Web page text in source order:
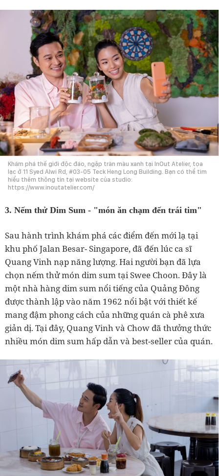
Khám phá thế giới độc đáo, ngập tràn màu xanh tại InOut Atelier, tọa
lạc ở 11 Syed Alwi Rd, #03-05 Teck Heng Long Building. Bạn có thể tìm
hiểu thêm thông tin tại website của studio:
https://www.inoutatelier.com/
3. Nếm thử Dim Sum - "món ăn chạm đến trái tim"
Sau hành trình khám phá các điểm đến mới lạ tại
khu phố Jalan Besar- Singapore, đã đến lúc ca sĩ
Quang Vinh nạp năng lượng. Hai người bạn đã lựa
chọn nếm thử món dim sum tại Swee Choon. Đây là
một nhà hàng dim sum nổi tiếng của Quảng Đông
được thành lập vào năm 1962 nổi bật với thiết kế
mang đậm phong cách của những quán cà phê xưa
giản dị. Tại đây, Quang Vinh và Chow đã thưởng thức
nhiều món dim sum hấp dẫn và best-seller của quán.